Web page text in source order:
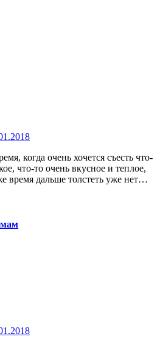
что-то очень вкусное и теплое,
время дальше толстеть уже нет…